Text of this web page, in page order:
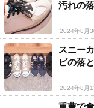
汚れの
2024年8月
スニー
ビの落
2024年8月